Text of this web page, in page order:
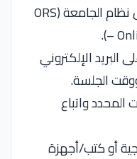
يتم الاختبار أونلاين من خلال نظام الجامعة (ORS
–
الإلكتروني
الجلسة.
واتباع
أو كتب/أجهزة